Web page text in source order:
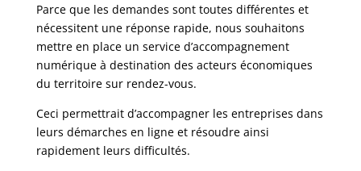
Parce que les demandes sont toutes différentes et
nécessitent une réponse rapide, nous souhaitons
mettre en place un service d’accompagnement
numérique à destination des acteurs économiques
du territoire sur rendez-vous.
Ceci permettrait d’accompagner les entreprises dans
leurs démarches en ligne et résoudre ainsi
rapidement leurs difficultés.